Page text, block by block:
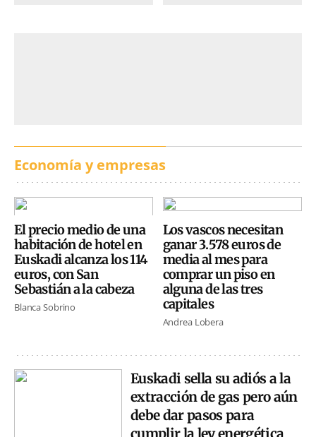
Economía y empresas
El precio medio de una
habitación de hotel en
Euskadi alcanza los 114
euros, con San
Sebastián a la cabeza
Blanca Sobrino
Los vascos necesitan
ganar 3.578 euros de
media al mes para
comprar un piso en
alguna de las tres
capitales
Andrea Lobera
Euskadi sella su adiós a la
extracción de gas pero aún
debe dar pasos para
cumplir la ley energética